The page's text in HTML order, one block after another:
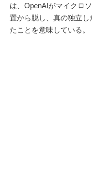
は、OpenAIがマイクロ
置から脱し、真の独立
たことを意味している。